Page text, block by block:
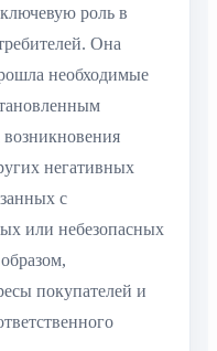
роль в
Она
необходимые
негативных
с
или небезопасных
покупателей и